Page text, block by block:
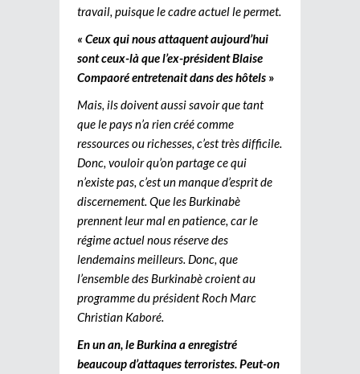
travail, puisque le cadre actuel le permet.
« Ceux qui nous attaquent aujourd’hui
sont ceux-là que l’ex-président Blaise
Compaoré entretenait dans des hôtels »
Mais, ils doivent aussi savoir que tant
que le pays n’a rien créé comme
ressources ou richesses, c’est très difficile.
Donc, vouloir qu’on partage ce qui
n’existe pas, c’est un manque d’esprit de
discernement. Que les Burkinabè
prennent leur mal en patience, car le
régime actuel nous réserve des
lendemains meilleurs. Donc, que
l’ensemble des Burkinabè croient au
programme du président Roch Marc
Christian Kaboré.
En un an, le Burkina a enregistré
beaucoup d’attaques terroristes. Peut-on